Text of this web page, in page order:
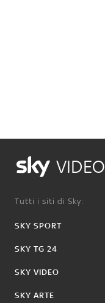
VIDEO
Tutti i siti di Sky:
SKY SPORT
SKY TG 24
SKY VIDEO
SKY ARTE